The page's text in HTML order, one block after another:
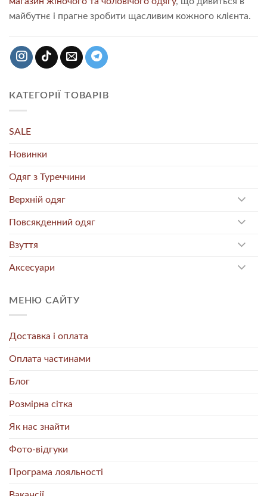
майбутнє і прагне зробити щасливим кожного клієнта.
КАТЕГОРІЇ ТОВАРІВ
SALE
Новинки
Одяг з Туреччини
Верхній одяг
Повсякденний одяг
Взуття
Аксесуари
МЕНЮ САЙТУ
Доставка і оплата
Оплата частинами
Блог
Розмірна сітка
Як нас знайти
Фото-відгуки
Програма лояльності